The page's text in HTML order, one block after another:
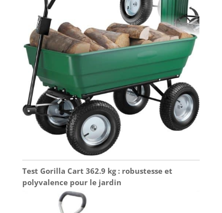
Test Gorilla Cart 362.9 kg : robustesse et
polyvalence pour le jardin